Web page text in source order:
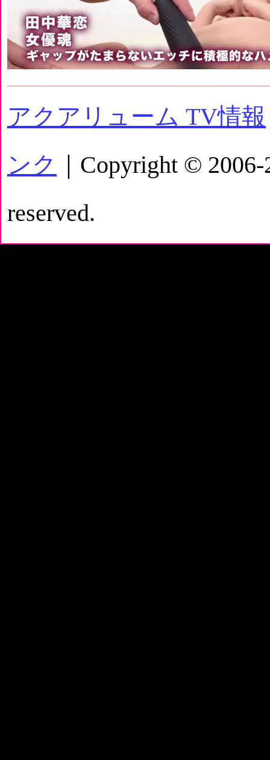
アクアリューム TV情報
ンク
｜Copyright ©
reserved.